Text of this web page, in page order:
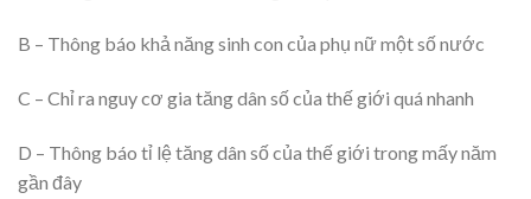
B – Thông báo khả năng sinh con của phụ nữ một số nước
C – Chỉ ra nguy cơ gia tăng dân số của thế giới quá nhanh
D – Thông báo tỉ lệ tăng dân số của thế giới trong mấy năm
gần đây